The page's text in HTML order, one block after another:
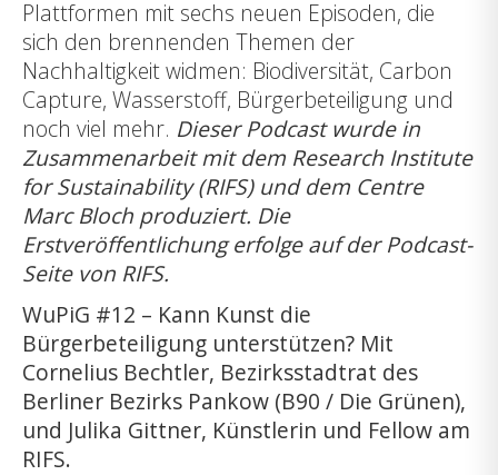
Plattformen mit sechs neuen Episoden, die
sich den brennenden Themen der
Nachhaltigkeit widmen: Biodiversität, Carbon
Capture, Wasserstoff, Bürgerbeteiligung und
noch viel mehr. Dieser Podcast wurde in
Zusammenarbeit mit dem Research Institute
for Sustainability (RIFS) und dem Centre
Marc Bloch produziert. Die
Erstveröffentlichung erfolgeauf der Podcast-
Seite von RIFS.
WuPiG #12 – Kann Kunst die
Bürgerbeteiligung unterstützen? Mit
Cornelius Bechtler, Bezirksstadtrat des
Berliner Bezirks Pankow (B90 / Die Grünen),
und Julika Gittner, Künstlerin und Fellow am
RIFS.